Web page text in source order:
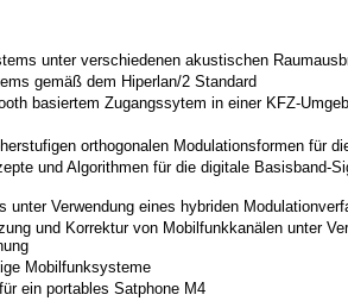
unter verschiedenen akustischen
gemäß dem Hiperlan/2 Standard
basiertem Zugangssytem in einer KFZ-
orthogonalen Modulationsformen für
und Algorithmen für die digitale Basisband-
Verwendung eines hybriden
und Korrektur von Mobilfunkkanälen unter
Mobilfunksysteme
ein portables Satphone M4